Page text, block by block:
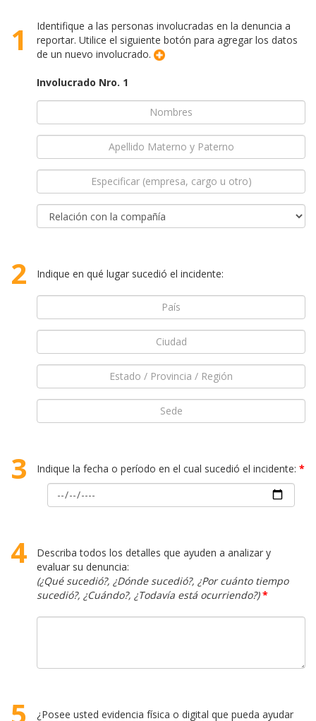
1
Identifique a las personas involucradas en la denuncia a
reportar. Utilice el siguiente botón para agregar los datos
de un nuevo involucrado.
Involucrado Nro. 1
2 Indique en qué lugar sucedió el incidente:
3 Indique la fecha o período en el cual sucedió el incidente:*
4
Describa todos los detalles que ayuden a analizar y
evaluar su denuncia:
(¿Qué sucedió?, ¿Dónde sucedió?, ¿Por cuánto tiempo
sucedió?, ¿Cuándo?, ¿Todavía está ocurriendo?)*
5 ¿Posee usted evidencia física o digital que pueda ayudar